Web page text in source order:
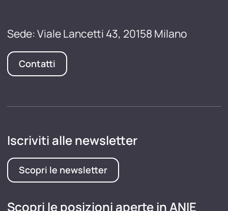
Sede: Viale Lancetti 43, 20158 Milano
Contatti
Iscriviti alle newsletter
Scopri le newsletter
Scopri le posizioni aperte in ANIE